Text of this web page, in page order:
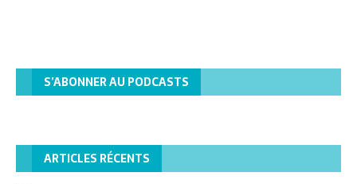
S’ABONNER AU PODCASTS
ARTICLES RÉCENTS